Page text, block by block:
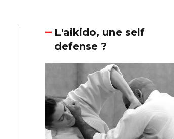
L'aikido, une self
defense ?